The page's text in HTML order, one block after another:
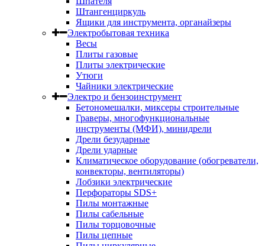
Штангенциркуль
Ящики для инструмента, органайзеры
Электробытовая техника
Весы
Плиты газовые
Плиты электрические
Утюги
Чайники электрические
Электро и бензоинструмент
Бетономешалки, миксеры строительные
Граверы, многофункциональные
инструменты (МФИ), минидрели
Дрели безударные
Дрели ударные
Климатическое оборудование (обогреватели,
конвекторы, вентиляторы)
Лобзики электрические
Перфораторы SDS+
Пилы монтажные
Пилы сабельные
Пилы торцовочные
Пилы цепные